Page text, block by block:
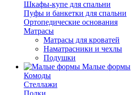
Шкафы-купе для спальни
Пуфы и банкетки для спальни
Ортопедические основания
Матрасы
Матрасы для кроватей
Наматрасники и чехлы
Подушки
Малые формы
Комоды
Стеллажи
Полки